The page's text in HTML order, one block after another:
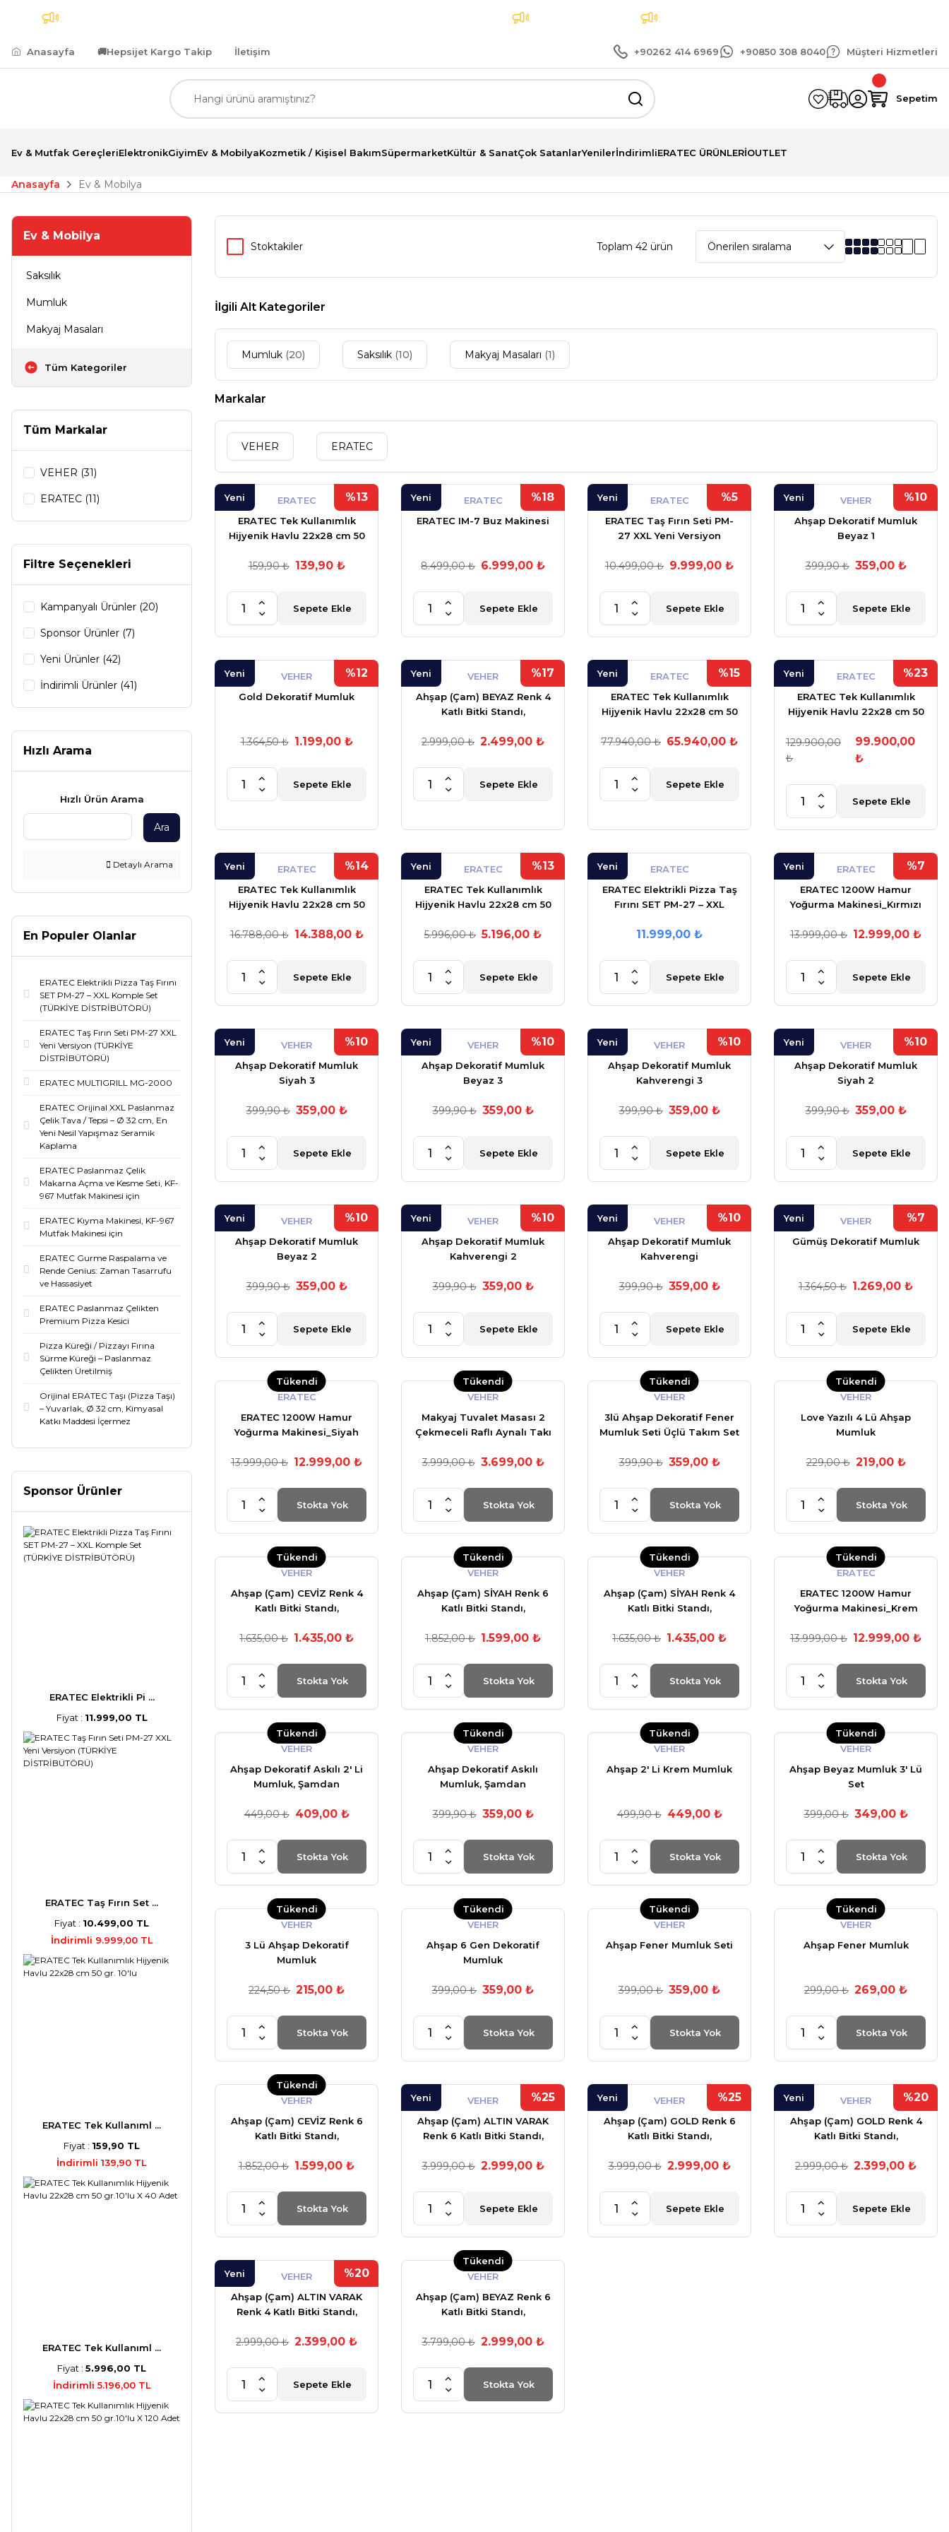
7.500,00 TL ve Üzeri Alımlarda Kredi Kartına Peşin Fiyatına 3 Taksit İmkanı Aynı Gün Teslimat Tüm siparişlerinizde geçerli 1.500 TL ve üzeri
Anasayfa 🚚Hepsijet Kargo Takip İletişim +90262 414 6969 +90850 308 8040 Müşteri Hizmetleri
Sepetim
Ev & Mutfak GereçleriElektronikGiyimEv & MobilyaKozmetik / Kişisel BakımSüpermarketKültür & SanatÇok SatanlarYenilerİndirimliERATEC ÜRÜNLERİOUTLET
Anasayfa Ev & Mobilya
Ev & Mobilya
Saksılık
Mumluk
Makyaj Masaları
Tüm Kategoriler
Tüm Markalar
VEHER (31)
ERATEC (11)
Filtre Seçenekleri
Kampanyalı Ürünler (20)
Sponsor Ürünler (7)
Yeni Ürünler (42)
İndirimli Ürünler (41)
Hızlı Arama
Hızlı Ürün Arama
Ara
Detaylı Arama
En Populer Olanlar
ERATEC Elektrikli Pizza Taş Fırını
SET PM-27 – XXL Komple Set
(TÜRKİYE DİSTRİBÜTÖRÜ)
ERATEC Taş Fırın Seti PM-27 XXL
Yeni Versiyon (TÜRKİYE
DİSTRİBÜTÖRÜ)
ERATEC MULTIGRILL MG-2000
ERATEC Orijinal XXL Paslanmaz
Çelik Tava / Tepsi – Ø 32 cm, En
Yeni Nesil Yapışmaz Seramik
Kaplama
ERATEC Paslanmaz Çelik
Makarna Açma ve Kesme Seti, KF-
967 Mutfak Makinesi için
ERATEC Kıyma Makinesi, KF-967
Mutfak Makinesi için
ERATEC Gurme Raspalama ve
Rende Genius: Zaman Tasarrufu
ve Hassasiyet
ERATEC Paslanmaz Çelikten
Premium Pizza Kesici
Pizza Küreği / Pizzayı Fırına
Sürme Küreği – Paslanmaz
Çelikten Üretilmiş
Orijinal ERATEC Taşı (Pizza Taşı)
– Yuvarlak, Ø 32 cm, Kimyasal
Katkı Maddesi İçermez
Sponsor Ürünler
ERATEC Elektrikli Pi ...
Fiyat : 11.999,00 TL
ERATEC Taş Fırın Set ...
Fiyat : 10.499,00 TL
İndirimli 9.999,00 TL
ERATEC Tek Kullanıml ...
Fiyat : 159,90 TL
İndirimli 139,90 TL
ERATEC Tek Kullanıml ...
Fiyat : 5.996,00 TL
İndirimli 5.196,00 TL
Stoktakiler Toplam 42 ürün
İlgili Alt Kategoriler
Mumluk (20) Saksılık (10) Makyaj Masaları (1)
Markalar
VEHER ERATEC
Yeni %13
ERATEC
ERATEC Tek Kullanımlık
Hijyenik Havlu 22x28 cm 50
159,90 ₺ 139,90 ₺
Sepete Ekle
Yeni %18
ERATEC
ERATEC IM-7 Buz Makinesi
8.499,00 ₺ 6.999,00 ₺
Sepete Ekle
Yeni %5
ERATEC
ERATEC Taş Fırın Seti PM-
27 XXL Yeni Versiyon
10.499,00 ₺ 9.999,00 ₺
Sepete Ekle
Yeni %10
VEHER
Ahşap Dekoratif Mumluk
Beyaz 1
399,90 ₺ 359,00 ₺
Sepete Ekle
Yeni %12
VEHER
Gold Dekoratif Mumluk
1.364,50 ₺ 1.199,00 ₺
Sepete Ekle
Yeni %17
VEHER
Ahşap (Çam) BEYAZ Renk 4
Katlı Bitki Standı,
Mini Bahçe Seti + My Bead
2.999,00 ₺ 2.499,00 ₺
Sepete Ekle
Yeni %15
ERATEC
ERATEC Tek Kullanımlık
Hijyenik Havlu 22x28 cm 50
77.940,00 ₺ 65.940,00 ₺
Sepete Ekle
Yeni %23
ERATEC
ERATEC Tek Kullanımlık
Hijyenik Havlu 22x28 cm 50
129.900,00
₺
99.900,00
₺
Sepete Ekle
Yeni %14
ERATEC
ERATEC Tek Kullanımlık
Hijyenik Havlu 22x28 cm 50
16.788,00 ₺ 14.388,00 ₺
Sepete Ekle
Yeni %13
ERATEC
ERATEC Tek Kullanımlık
Hijyenik Havlu 22x28 cm 50
5.996,00 ₺ 5.196,00 ₺
Sepete Ekle
Yeni
ERATEC
ERATEC Elektrikli Pizza Taş
Fırını SET PM-27 – XXL
DİSTRİBÜTÖRÜ)
11.999,00 ₺
Sepete Ekle
Yeni %7
ERATEC
ERATEC 1200W Hamur
Yoğurma Makinesi_Kırmızı
13.999,00 ₺ 12.999,00 ₺
Sepete Ekle
Yeni %10
VEHER
Ahşap Dekoratif Mumluk
Siyah 3
399,90 ₺ 359,00 ₺
Sepete Ekle
Yeni %10
VEHER
Ahşap Dekoratif Mumluk
Beyaz 3
399,90 ₺ 359,00 ₺
Sepete Ekle
Yeni %10
VEHER
Ahşap Dekoratif Mumluk
Kahverengi 3
399,90 ₺ 359,00 ₺
Sepete Ekle
Yeni %10
VEHER
Ahşap Dekoratif Mumluk
Siyah 2
399,90 ₺ 359,00 ₺
Sepete Ekle
Yeni %10
VEHER
Ahşap Dekoratif Mumluk
Beyaz 2
399,90 ₺ 359,00 ₺
Sepete Ekle
Yeni %10
VEHER
Ahşap Dekoratif Mumluk
Kahverengi 2
399,90 ₺ 359,00 ₺
Sepete Ekle
Yeni %10
VEHER
Ahşap Dekoratif Mumluk
Kahverengi
399,90 ₺ 359,00 ₺
Sepete Ekle
Yeni %7
VEHER
Gümüş Dekoratif Mumluk
1.364,50 ₺ 1.269,00 ₺
Sepete Ekle
Tükendi
ERATEC
ERATEC 1200W Hamur
Yoğurma Makinesi_Siyah
13.999,00 ₺ 12.999,00 ₺
Stokta Yok
Tükendi
VEHER
Makyaj Tuvalet Masası 2
Çekmeceli Raflı Aynalı Takı
Takım Beyaz
3.999,00 ₺ 3.699,00 ₺
Stokta Yok
Tükendi
VEHER
3lü Ahşap Dekoratif Fener
Mumluk Seti Üçlü Takım Set
399,90 ₺ 359,00 ₺
Stokta Yok
Tükendi
VEHER
Love Yazılı 4 Lü Ahşap
Mumluk
229,00 ₺ 219,00 ₺
Stokta Yok
Tükendi
VEHER
Ahşap (Çam) CEVİZ Renk 4
Katlı Bitki Standı,
Mini Bahçe Seti
1.635,00 ₺ 1.435,00 ₺
Stokta Yok
Tükendi
VEHER
Ahşap (Çam) SİYAH Renk 6
Katlı Bitki Standı,
Mini Bahçe Seti + My Bead
1.852,00 ₺ 1.599,00 ₺
Stokta Yok
Tükendi
VEHER
Ahşap (Çam) SİYAH Renk 4
Katlı Bitki Standı,
Mini Bahçe Seti + My Bead
1.635,00 ₺ 1.435,00 ₺
Stokta Yok
Tükendi
ERATEC
ERATEC 1200W Hamur
Yoğurma Makinesi_Krem
13.999,00 ₺ 12.999,00 ₺
Stokta Yok
Tükendi
VEHER
Ahşap Dekoratif Askılı 2' Li
Mumluk, Şamdan
449,00 ₺ 409,00 ₺
Stokta Yok
Tükendi
VEHER
Ahşap Dekoratif Askılı
Mumluk, Şamdan
399,90 ₺ 359,00 ₺
Stokta Yok
Tükendi
VEHER
Ahşap 2' Li Krem Mumluk
499,90 ₺ 449,00 ₺
Stokta Yok
Tükendi
VEHER
Ahşap Beyaz Mumluk 3' Lü
Set
399,00 ₺ 349,00 ₺
Stokta Yok
Tükendi
VEHER
3 Lü Ahşap Dekoratif
Mumluk
224,50 ₺ 215,00 ₺
Stokta Yok
Tükendi
VEHER
Ahşap 6 Gen Dekoratif
Mumluk
399,00 ₺ 359,00 ₺
Stokta Yok
Tükendi
VEHER
Ahşap Fener Mumluk Seti
399,00 ₺ 359,00 ₺
Stokta Yok
Tükendi
VEHER
Ahşap Fener Mumluk
299,00 ₺ 269,00 ₺
Stokta Yok
Tükendi
VEHER
Ahşap (Çam) CEVİZ Renk 6
Katlı Bitki Standı,
Mini Bahçe Seti + My Bead
1.852,00 ₺ 1.599,00 ₺
Stokta Yok
Yeni %25
VEHER
Ahşap (Çam) ALTIN VARAK
Renk 6 Katlı Bitki Standı,
Mini Bahçe Set + My Bead
Mum 50 cc
3.999,00 ₺ 2.999,00 ₺
Sepete Ekle
Yeni %25
VEHER
Ahşap (Çam) GOLD Renk 6
Katlı Bitki Standı,
Mini Bahçe Set + My Bead
Mum 50 cc
3.999,00 ₺ 2.999,00 ₺
Sepete Ekle
Yeni %20
VEHER
Ahşap (Çam) GOLD Renk 4
Katlı Bitki Standı,
Mini Bahçe Set + My Bead
Mum 50 cc
2.999,00 ₺ 2.399,00 ₺
Sepete Ekle
Yeni %20
VEHER
Ahşap (Çam) ALTIN VARAK
Renk 4 Katlı Bitki Standı,
Mini Bahçe Set + My Bead
Mum 50 cc
2.999,00 ₺ 2.399,00 ₺
Sepete Ekle
Tükendi
VEHER
Ahşap (Çam) BEYAZ Renk 6
Katlı Bitki Standı,
Mini Bahçe Set + My Bead
Mum 50 cc
3.799,00 ₺ 2.999,00 ₺
Stokta Yok